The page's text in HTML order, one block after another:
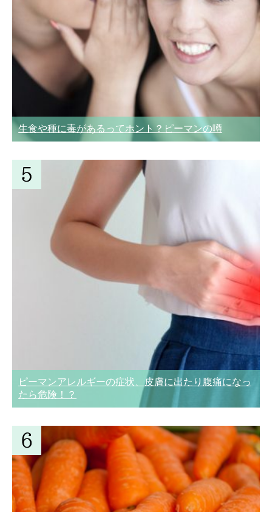
生食や種に毒があるってホント？ピーマンの噂
ピーマンアレルギーの症状、皮膚に出たり腹痛になっ
たら危険！？